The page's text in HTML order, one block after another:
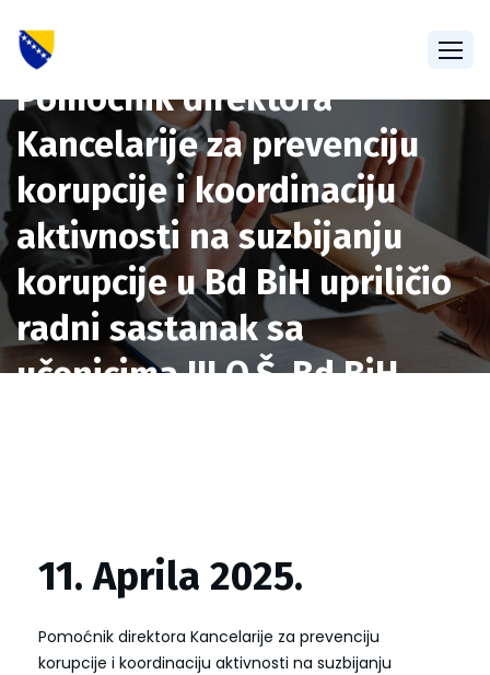
Pomoćnik direktora
Kancelarije za prevenciju
korupcije i koordinaciju
aktivnosti na suzbijanju
korupcije u Bd BiH upriličio
radni sastanak sa
učenicima III O.Š. Bd BiH
11. Aprila 2025.
Pomoćnik direktora Kancelarije za prevenciju
korupcije i koordinaciju aktivnosti na suzbijanju